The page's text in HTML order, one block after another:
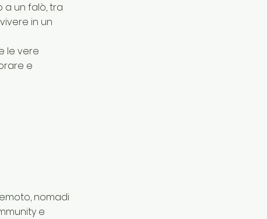
a un falò, tra
in un
le vere
e
nomadi
e